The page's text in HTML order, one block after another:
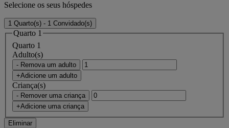
Selecione os seus hóspedes
1 Quarto(s) - 1 Convidado(s)
Quarto 1
Quarto 1
Adulto(s)
- Remova um adulto
+Adicione um adulto
Criança(s)
- Remover uma criança
+Adicione uma criança
Eliminar